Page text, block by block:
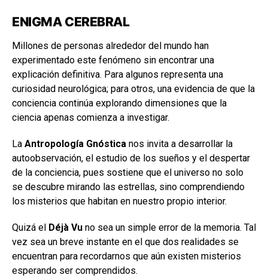
ENIGMA CEREBRAL
Millones de personas alrededor del mundo han
experimentado este fenómeno sin encontrar una
explicación definitiva. Para algunos representa una
curiosidad neurológica; para otros, una evidencia de que la
conciencia continúa explorando dimensiones que la
ciencia apenas comienza a investigar.
La Antropología Gnóstica nos invita a desarrollar la
autoobservación, el estudio de los sueños y el despertar
de la conciencia, pues sostiene que el universo no solo
se descubre mirando las estrellas, sino comprendiendo
los misterios que habitan en nuestro propio interior.
Quizá el Déjà Vu no sea un simple error de la memoria. Tal
vez sea un breve instante en el que dos realidades se
encuentran para recordarnos que aún existen misterios
esperando ser comprendidos.